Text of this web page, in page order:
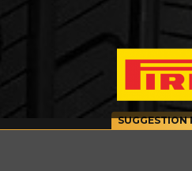
SUGGESTION
le